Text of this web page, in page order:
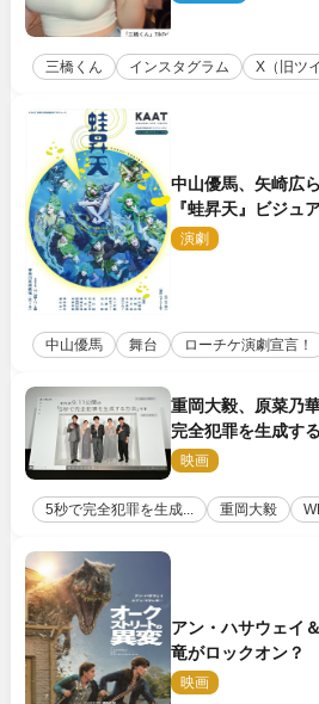
三橋くん インスタグラム X（旧ツ
中山優馬、矢崎広
『蛙昇天』ビジュ
演劇
中山優馬 舞台 ローチケ演劇宣言！
重岡大毅、原菜乃
完全犯罪を生成す
壇！ それぞれの
映画
5秒で完全犯罪を生成... 重岡大毅
アン・ハサウェイ
竜がロックオン？
変』新ビジュアル
映画